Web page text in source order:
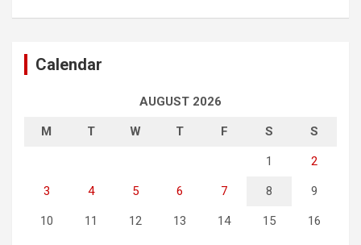
Calendar
AUGUST 2026
M T W T F S S
1 2
3 4 5 6 7 8 9
10 11 12 13 14 15 16